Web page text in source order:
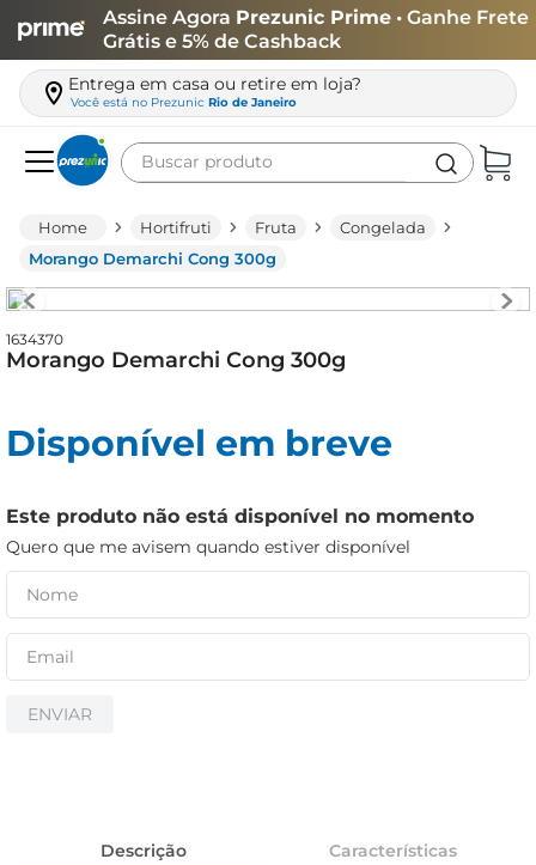
Assine Agora Prezunic Prime • Ganhe Frete
Grátis e 5% de Cashback
Entrega em casa ou retire em loja?
Você está no Prezunic Rio de Janeiro
Buscar produto
Hortifruti Fruta
Congelada
Morango Demarchi Cong 300g
1634370
Morango Demarchi Cong 300g
Disponível em breve
Este produto não está disponível no momento
Quero que me avisem quando estiver disponível
ENVIAR
Descrição Características
leite
queijo
biscoito
papel higiênico
cerveja